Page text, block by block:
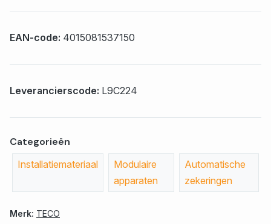
EAN-code: 4015081537150
Leverancierscode: L9C224
Categorieën
Installatiemateriaal
Modulaire
apparaten
Automatische
zekeringen
Merk: TECO